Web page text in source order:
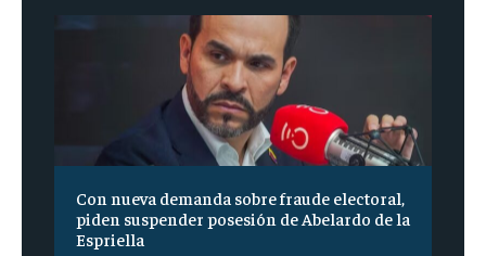
Con nueva demanda sobre fraude electoral,
piden suspender posesión de Abelardo de la
Espriella